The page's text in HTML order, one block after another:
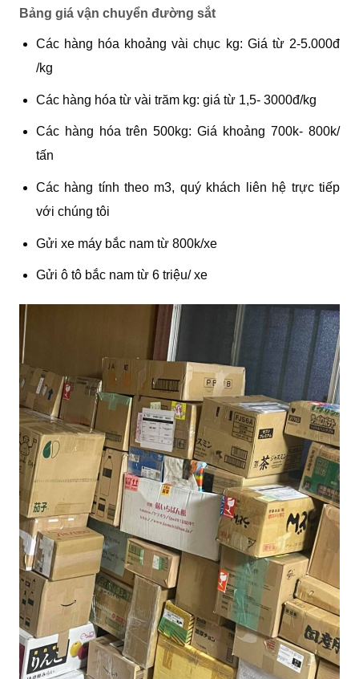
Bảng giá vận chuyển đường sắt
Các hàng hóa khoảng vài chục kg: Giá từ 2-5.000đ
/kg
Các hàng hóa từ vài trăm kg: giá từ 1,5- 3000đ/kg
Các hàng hóa trên 500kg: Giá khoảng 700k- 800k/
tấn
Các hàng tính theo m3, quý khách liên hệ trực tiếp
với chúng tôi
Gửi xe máy bắc nam từ 800k/xe
Gửi ô tô bắc nam từ 6 triệu/ xe